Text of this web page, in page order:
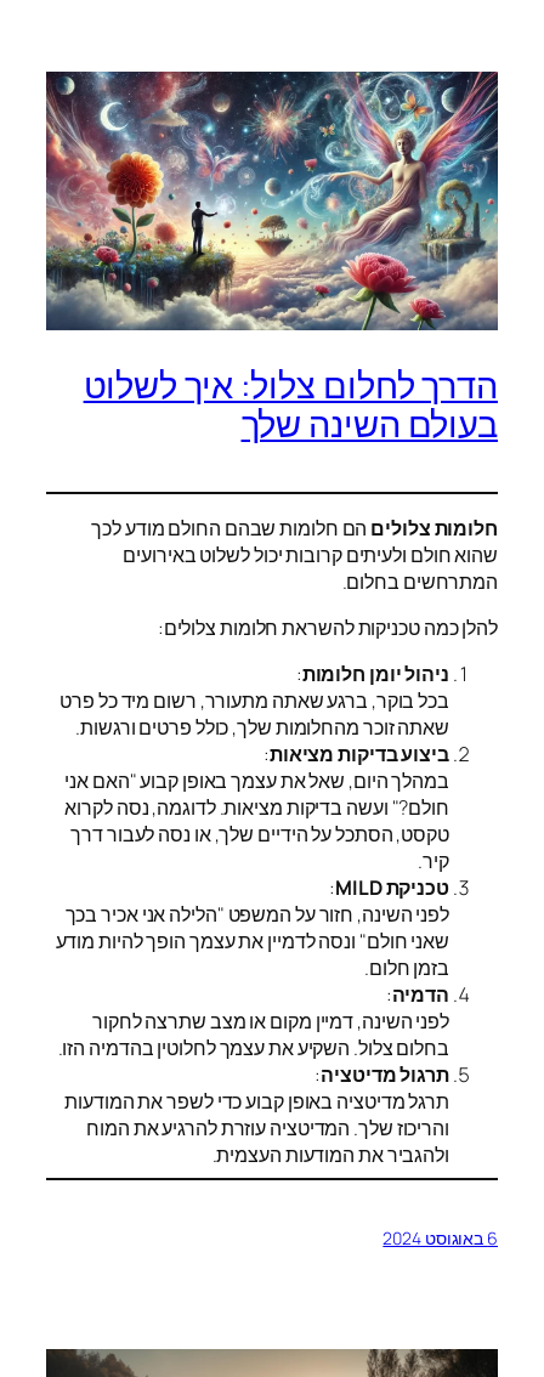
הדרך לחלום צלול: איך לשלוט
בעולם השינה שלך
חלומות צלולים הם חלומות שבהם החולם מודע לכך
שהוא חולם ולעיתים קרובות יכול לשלוט באירועים
המתרחשים בחלום.
להלן כמה טכניקות להשראת חלומות צלולים:
ניהול יומן חלומות:
בכל בוקר, ברגע שאתה מתעורר, רשום מיד כל פרט
שאתה זוכר מהחלומות שלך, כולל פרטים ורגשות.
ביצוע בדיקות מציאות:
במהלך היום, שאל את עצמך באופן קבוע "האם אני
חולם?" ועשה בדיקות מציאות. לדוגמה, נסה לקרוא
טקסט, הסתכל על הידיים שלך, או נסה לעבור דרך
קיר.
טכניקת MILD
:
לפני השינה, חזור על המשפט "הלילה אני אכיר בכך
שאני חולם" ונסה לדמיין את עצמך הופך להיות מודע
בזמן חלום.
הדמיה:
לפני השינה, דמיין מקום או מצב שתרצה לחקור
בחלום צלול. השקיע את עצמך לחלוטין בהדמיה הזו.
תרגול מדיטציה:
תרגל מדיטציה באופן קבוע כדי לשפר את המודעות
והריכוז שלך. המדיטציה עוזרת להרגיע את המוח
ולהגביר את המודעות העצמית.
6 באוגוסט 2024